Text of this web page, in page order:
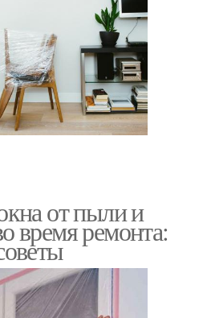
от пыли и
время ремонта: